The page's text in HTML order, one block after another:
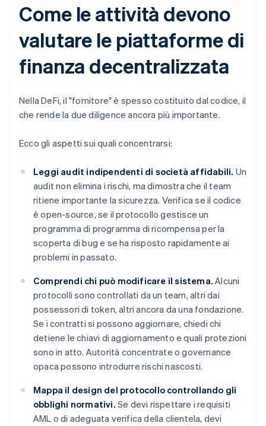
Come le attività devono
valutare le piattaforme di
finanza decentralizzata
Nella DeFi, il "fornitore" è spesso costituito dal codice, il
che rende la due diligence ancora più importante.
Ecco gli aspetti sui quali concentrarsi:
Leggi audit indipendenti di società affidabili. Un
audit non elimina i rischi, ma dimostra che il team
ritiene importante la sicurezza. Verifica se il codice
è open-source, se il protocollo gestisce un
programma di programma di ricompensa per la
scoperta di bug e se ha risposto rapidamente ai
problemi in passato.
Comprendi chi può modificare il sistema. Alcuni
protocolli sono controllati da un team, altri dai
possessori di token, altri ancora da una fondazione.
Se i contratti si possono aggiornare, chiedi chi
detiene le chiavi di aggiornamento e quali protezioni
sono in atto. Autorità concentrate o governance
opaca possono introdurre rischi nascosti.
Mappa il design del protocollo controllando gli
obblighi normativi. Se devi rispettare i requisiti
AML o di adeguata verifica della clientela, devi